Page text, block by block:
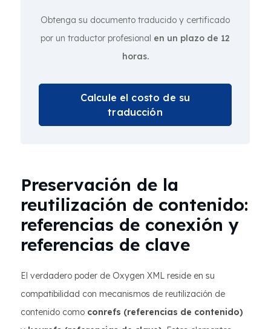
Obtenga su documento traducido y certificado
por un traductor profesional en un plazo de 12
horas.
Calcule el costo de su
traducción
Preservación de la
reutilización de contenido:
referencias de conexión y
referencias de clave
El verdadero poder de Oxygen XML reside en su
compatibilidad con mecanismos de reutilización de
contenido como conrefs (referencias de contenido)